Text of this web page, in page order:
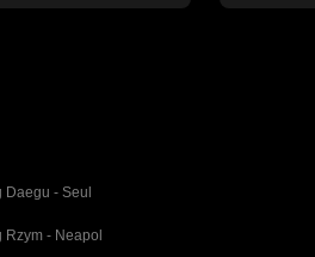
Daegu - Seul
Rzym - Neapol